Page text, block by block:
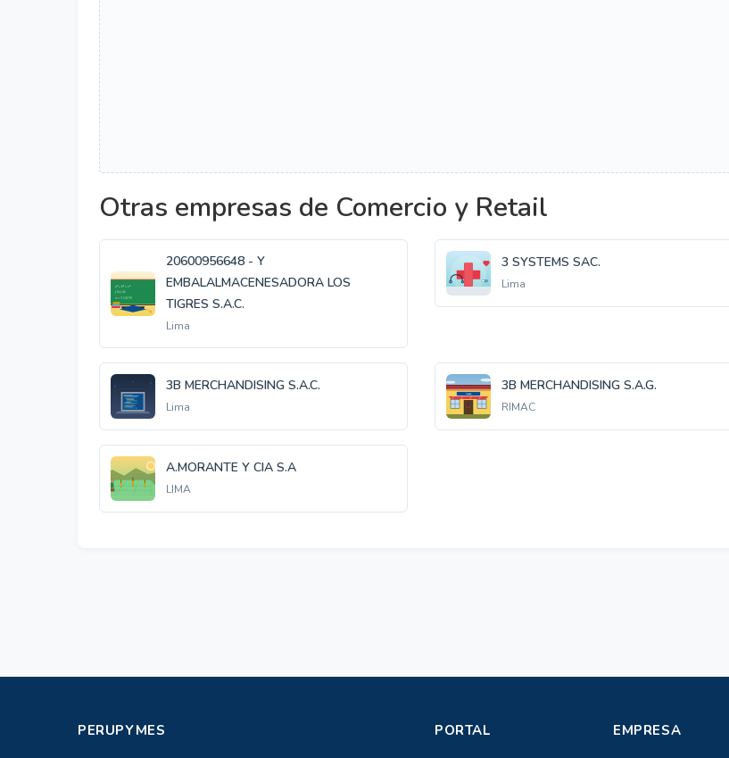
Otras empresas de Comercio y Retail
20600956648 - Y
EMBALALMACENESADORA LOS
TIGRES S.A.C.
Lima
3 SYSTEMS SAC.
Lima
3B MERCHANDISING S.A.C.
Lima
3B MERCHANDISING S.A.G.
RIMAC
A.MORANTE Y CIA S.A
LIMA
PERUPYMES PORTAL EMPRESA